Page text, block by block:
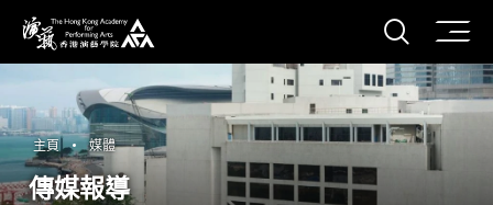
香港演藝學院
打開
主頁 媒體
傳媒報導